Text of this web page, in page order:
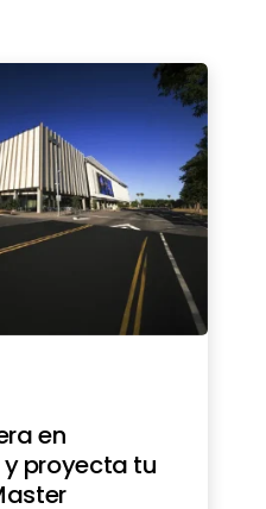
en
y proyecta tu